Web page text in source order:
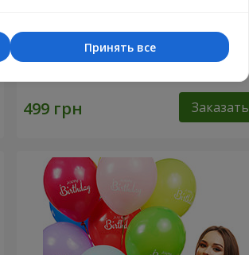
Фонтан шаров “Golden hearts”
Заказать
Принять все